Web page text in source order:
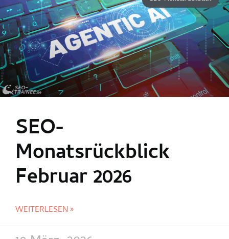
SEO-
Monatsrückblick
Februar 2026
WEITERLESEN »